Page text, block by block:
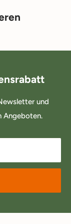
und
Angeboten.